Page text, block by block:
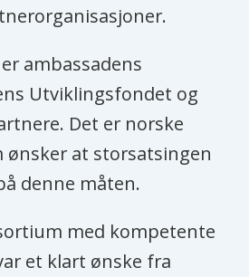
ambassadens
Utviklingsfondet og
Det er norske
ønsker at storsatsingen
denne måten.
med kompetente
et klart ønske fra